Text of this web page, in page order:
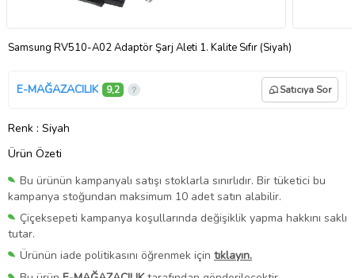
Samsung RV510-A02 Adaptör Şarj Aleti 1. Kalite Sıfır (Siyah)
E-MAĞAZACILIK 9,2 Satıcıya Sor
Renk : Siyah
Ürün Özeti
Bu ürünün kampanyalı satışı stoklarla sınırlıdır. Bir tüketici bu
kampanya stoğundan maksimum 10 adet satın alabilir.
Çiçeksepeti kampanya koşullarında değişiklik yapma hakkını saklı
tutar.
Ürünün iade politikasını öğrenmek için tıklayın.